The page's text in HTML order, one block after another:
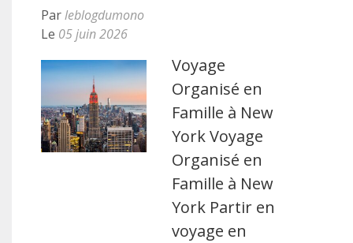
Parleblogdumono
Le 05 juin 2026
Voyage
Organisé en
Famille à New
York Voyage
Organisé en
Famille à New
York Partir en
voyage en